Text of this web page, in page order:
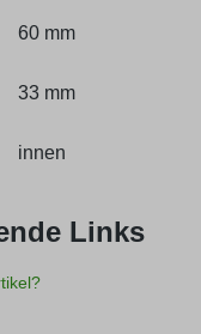
60 mm
33 mm
innen
Links